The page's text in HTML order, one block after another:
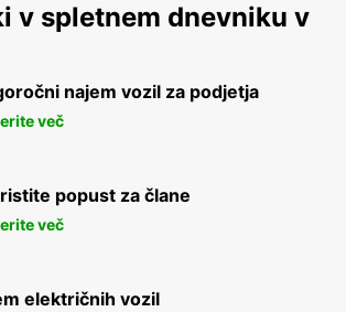
v spletnem dnevniku v
najem vozil za podjetja
več
popust za člane
več
električnih vozil